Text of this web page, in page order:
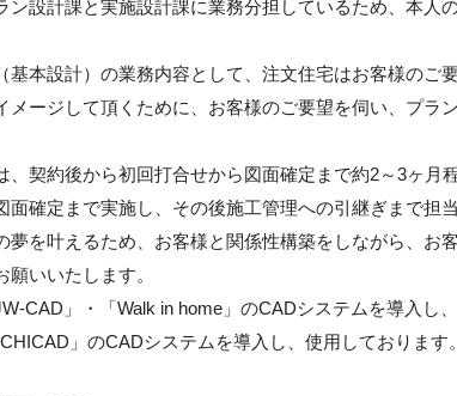
ン設計課と実施設計課に業務分担しているため、本人
基本設計）の業務内容として、注文住宅はお客様のご
メージして頂くために、お客様のご要望を伺い、プラ
、契約後から初回打合せから図面確定まで約2～3ヶ月
面確定まで実施し、その後施工管理への引継ぎまで担
夢を叶えるため、お客様と関係性構築をしながら、お
いいたします。
CAD」・「Walk in home」のCADシステムを導入し
」のCADシステムを導入し、使用しております